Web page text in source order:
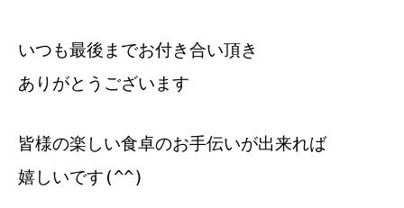
いつも最後までお付き合い頂き
ありがとうございます
皆様の楽しい食卓のお手伝いが出来れば
嬉しいです(^^)